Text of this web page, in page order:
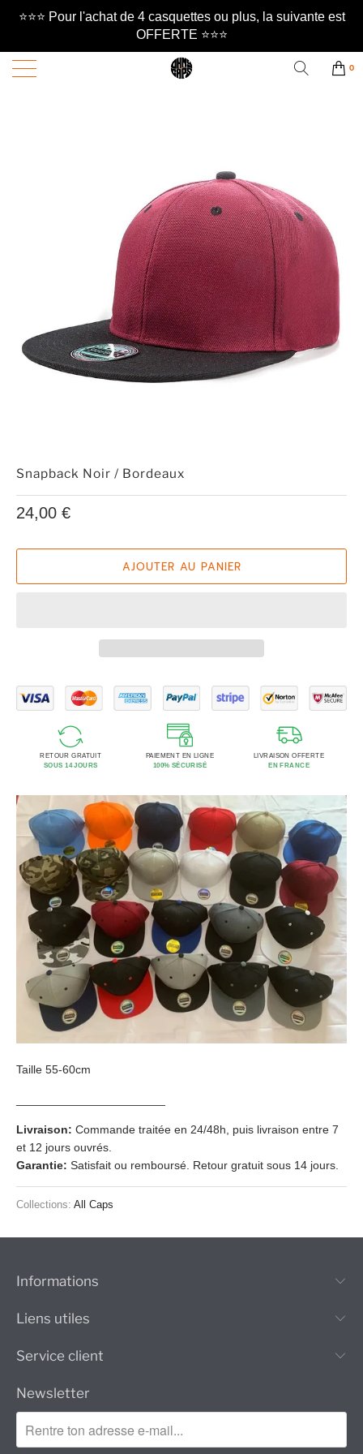
⭐️⭐️⭐️ Pour l'achat de 4 casquettes ou plus, la suivante est
OFFERTE ⭐️⭐️⭐️
0
Snapback Noir / Bordeaux
24,00 €
AJOUTER AU PANIER
RETOUR GRATUIT
SOUS 14 JOURS
PAIEMENT EN LIGNE
100% SÉCURISÉ
LIVRAISON OFFERTE
EN FRANCE
Taille 55-60cm
Livraison: Commande traitée en 24/48h, puis livraison entre 7
et 12 jours ouvrés.
Garantie: Satisfait ou remboursé. Retour gratuit sous 14 jours.
Collections: All Caps
Informations
Liens utiles
Service client
Newsletter